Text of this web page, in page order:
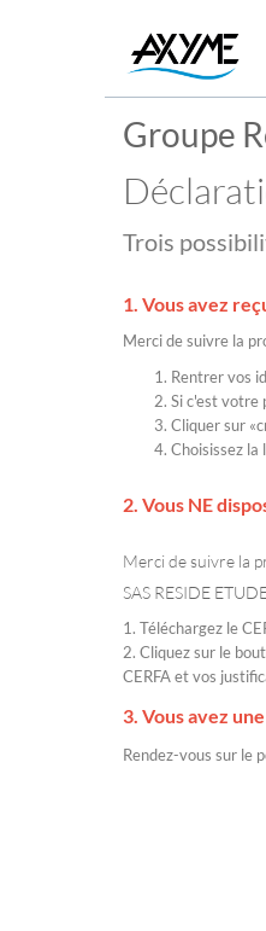
Groupe
Trois
1. Vous avez
Merci de suivre la
Rentrer vos
Si c'est votre
Cliquer sur
Choisissez la
2. Vous NE
Merci de suivre la
SAS RESIDE
1. Téléchargez le
2. Cliquez sur le
CERFA et vos
3. Vous avez
Rendez-vous sur le